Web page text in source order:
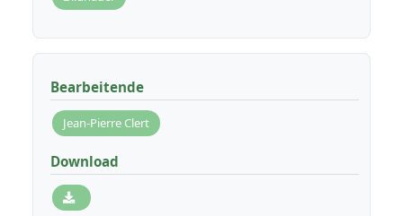
Bearbeitende
Jean-Pierre Clert
Download